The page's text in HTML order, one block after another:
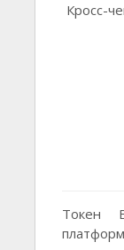
Кросс-
Токен